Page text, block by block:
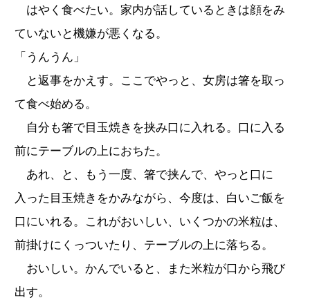
はやく食べたい。家内が話しているときは顔をみ
ていないと機嫌が悪くなる。
「うんうん」
と返事をかえす。ここでやっと、女房は箸を取っ
て食べ始める。
自分も箸で目玉焼きを挟み口に入れる。口に入る
前にテーブルの上におちた。
あれ、と、もう一度、箸で挟んで、やっと口に
入った目玉焼きをかみながら、今度は、白いご飯を
口にいれる。これがおいしい、いくつかの米粒は、
前掛けにくっついたり、テーブルの上に落ちる。
おいしい。かんでいると、また米粒が口から飛び
出す。